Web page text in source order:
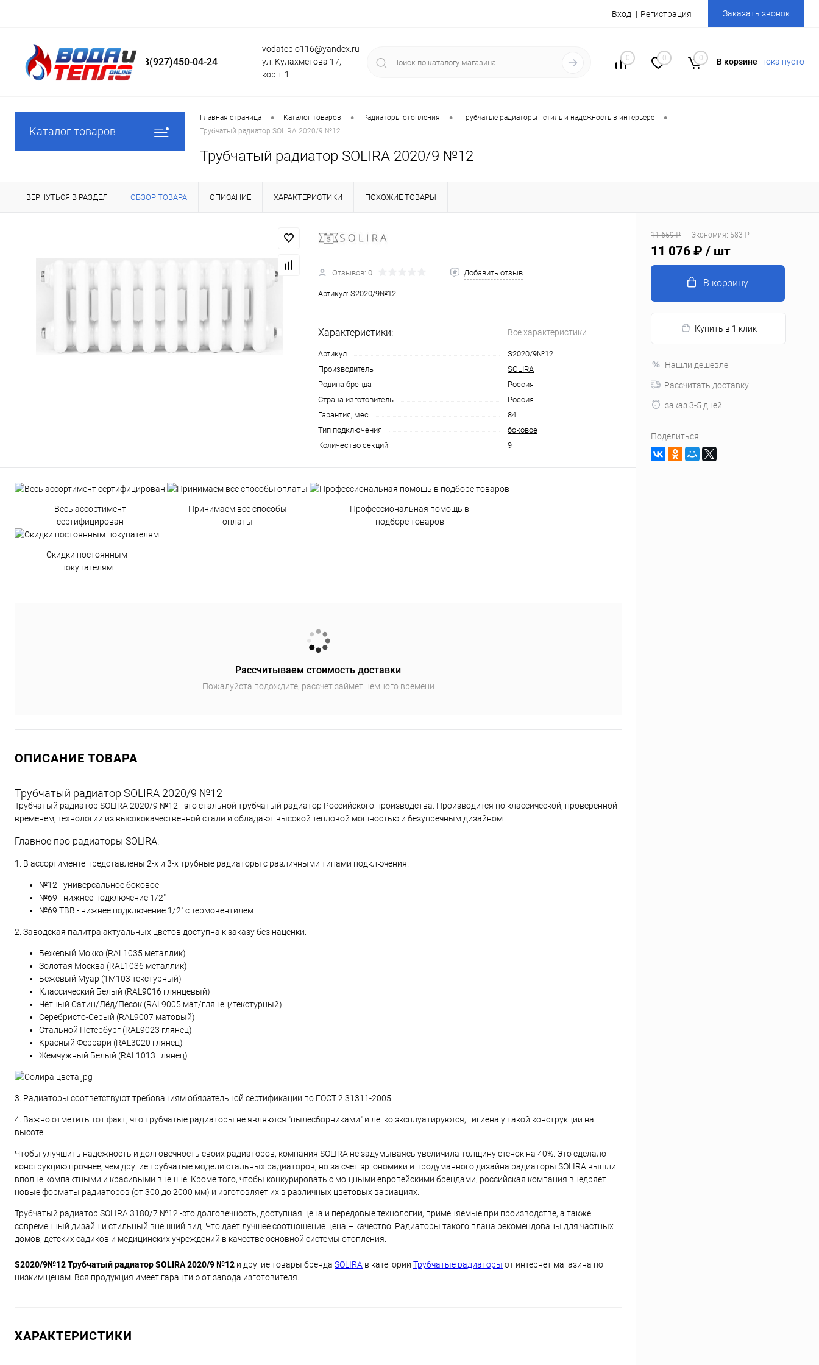
Вход Регистрация Заказать звонок
8(927)450-04-24
vodateplo116@yandex.ru
ул. Кулахметова 17,
корп. 1
0 0 0 В корзине пока пусто
Каталог товаров
Главная страница • Каталог товаров • Радиаторы отопления • Трубчатые радиаторы - стиль и надёжность в интерьере •
Трубчатый радиатор SOLIRA 2020/9 №12
Трубчатый радиатор SOLIRA 2020/9 №12
ВЕРНУТЬСЯ В РАЗДЕЛ ОБЗОР ТОВАРА ОПИСАНИЕ ХАРАКТЕРИСТИКИ ПОХОЖИЕ ТОВАРЫ
Отзывов: 0 Добавить отзыв
Артикул: S2020/9№12
Характеристики: Все характеристики
Артикул
S2020/9№12
Производитель
SOLIRA
Родина бренда
Россия
Страна изготовитель
Россия
Гарантия, мес
84
Тип подключения
боковое
Количество секций
9
Весь ассортимент
сертифицирован
Принимаем все способы
оплаты
Профессиональная помощь в
подборе товаров
Скидки постоянным
покупателям
Рассчитываем стоимость доставки
Пожалуйста подождите, рассчет займет немного времени
ОПИСАНИЕ ТОВАРА
Трубчатый радиатор SOLIRA 2020/9 №12
Трубчатый радиатор SOLIRA 2020/9 №12 - это cтальной трубчатый радиатор Российского производства. Производится по классической, проверенной
временем, технологии из высококачественной стали и обладают высокой тепловой мощностью и безупречным дизайном
Главное про радиаторы SOLIRA:
1. В ассортименте представлены 2-х и 3-х трубные радиаторы с различными типами подключения.
№12 - универсальное боковое
№69 - нижнее подключение 1/2"
№69 ТВВ - нижнее подключение 1/2" с термовентилем
2. Заводская палитра актуальных цветов доступна к заказу без наценки:
Бежевый Мокко (RAL1035 металлик)
Золотая Москва (RAL1036 металлик)
Бежевый Муар (1М103 текстурный)
Классический Белый (RAL9016 глянцевый)
Чётный Сатин/Лёд/Песок (RAL9005 мат/глянец/текстурный)
Серебристо-Серый (RAL9007 матовый)
Стальной Петербург (RAL9023 глянец)
Красный Феррари (RAL3020 глянец)
Жемчужный Белый (RAL1013 глянец)
3. Радиаторы соответствуют требованиям обязательной сертификации по ГОСТ 2.31311-2005.
4. Важно отметить тот факт, что трубчатые радиаторы не являются "пылесборниками" и легко эксплуатируются, гигиена у такой конструкции на
высоте.
Чтобы улучшить надежность и долговечность своих радиаторов, компания SOLIRA не задумываясь увеличила толщину стенок на 40%. Это сделало
конструкцию прочнее, чем другие трубчатые модели стальных радиаторов, но за счет эргономики и продуманного дизайна радиаторы SOLIRA вышли
вполне компактными и красивыми внешне. Кроме того, чтобы конкурировать с мощными европейскими брендами, российская компания внедряет
новые форматы радиаторов (от 300 до 2000 мм) и изготовляет их в различных цветовых вариациях.
Трубчатый радиатор SOLIRA 3180/7 №12 -это долговечность, доступная цена и передовые технологии, применяемые при производстве, а также
современный дизайн и стильный внешний вид. Что дает лучшее соотношение цена – качество! Радиаторы такого плана рекомендованы для частных
домов, детских садиков и медицинских учреждений в качестве основной системы отопления.
S2020/9№12 Трубчатый радиатор SOLIRA 2020/9 №12 и другие товары бренда SOLIRA в категории Трубчатые радиаторы от интернет магазина по
низким ценам. Вся продукция имеет гарантию от завода изготовителя.
ХАРАКТЕРИСТИКИ
11 659 ₽ Экономия: 583 ₽
11 076 ₽ / шт
В корзину
Купить в 1 клик
Нашли дешевле
Рассчитать доставку
заказ 3-5 дней
Поделиться